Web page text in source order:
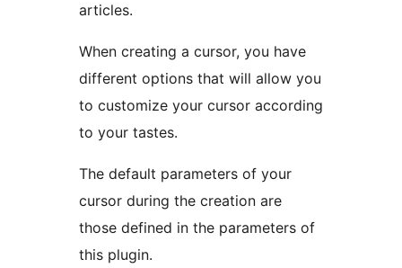
articles.
When creating a cursor, you have
different options that will allow you
to customize your cursor according
to your tastes.
The default parameters of your
cursor during the creation are
those defined in the parameters of
this plugin.